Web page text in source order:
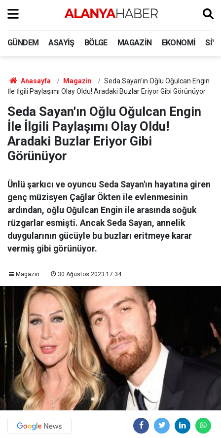
GÜNDEM ASAYIŞ BÖLGE MAGAZIN EKONOMI
Anasayfa Magazin
Seda Sayan'ın Oğlu Oğulcan Engin
İle İlgili Paylaşımı Olay Oldu! Aradaki Buzlar Eriyor Gibi Görünüyor
Seda Sayan'ın Oğlu Oğulcan Engin
İle İlgili Paylaşımı Olay Oldu!
Aradaki Buzlar Eriyor Gibi
Görünüyor
Ünlü şarkıcı ve oyuncu Seda Sayan'ın hayatına giren
genç müzisyen Çağlar Ökten ile evlenmesinin
ardından, oğlu Oğulcan Engin ile arasında soğuk
rüzgarlar esmişti. Ancak Seda Sayan, annelik
duygularının gücüyle bu buzları eritmeye karar
vermiş gibi görünüyor.
Magazin 30 Ağustos 2023 17:34